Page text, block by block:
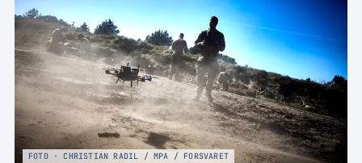
FOTO · CHRISTIAN RADIL / MPA / FORSVARET